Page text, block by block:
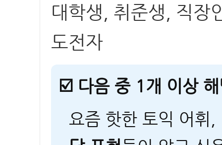
대학생, 취준생, 직장
도전자
☑️ 다음 중 1개 이상
요즘 핫한 토익 어휘,